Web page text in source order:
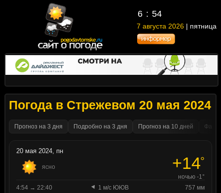
6 54
7 августа 2026 | пятница
Погода в Стрежевом 20 мая 2024
Прогноз на 3 дня Подробно на 3 дня Прогноз на 10 дней
20 мая 2024, пн
ясно +14°
ночью -1°
4:54 → 22:40
1 м/с ЮЮВ
757 мм